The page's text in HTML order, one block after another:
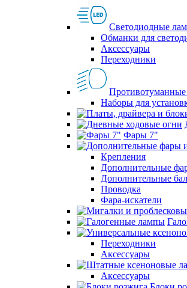
Светодиодные
Обманки для
Аксессуары
Переходники
Наборы для
Фары 7"
Крепления
Дополнительные
Дополнительные
Проводка
Фара-искатели
Переходники
Аксессуары
Аксессуары